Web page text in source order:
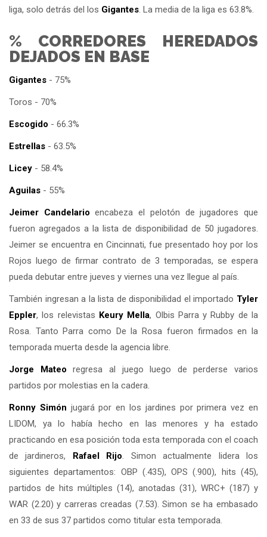
liga, solo detrás del los Gigantes. La media de la liga es 63.8%.
% CORREDORES HEREDADOS
DEJADOS EN BASE
Gigantes - 75%
Toros - 70%
Escogido - 66.3%
Estrellas - 63.5%
Licey - 58.4%
Aguilas - 55%
Jeimer Candelario encabeza el pelotón de jugadores que
fueron agregados a la lista de disponibilidad de 50 jugadores.
Jeimer se encuentra en Cincinnati, fue presentado hoy por los
Rojos luego de firmar contrato de 3 temporadas, se espera
pueda debutar entre jueves y viernes una vez llegue al país.
También ingresan a la lista de disponibilidad el importado Tyler
Eppler, los relevistas Keury Mella, Olbis Parra y Rubby de la
Rosa. Tanto Parra como De la Rosa fueron firmados en la
temporada muerta desde la agencia libre.
Jorge Mateo regresa al juego luego de perderse varios
partidos por molestias en la cadera.
Ronny Simón jugará por en los jardines por primera vez en
LIDOM, ya lo había hecho en las menores y ha estado
practicando en esa posición toda esta temporada con el coach
de jardineros, Rafael Rijo. Simon actualmente lidera los
siguientes departamentos: OBP (.435), OPS (.900), hits (45),
partidos de hits múltiples (14), anotadas (31), WRC+ (187) y
WAR (2.20) y carreras creadas (7.53). Simon se ha embasado
en 33 de sus 37 partidos como titular esta temporada.